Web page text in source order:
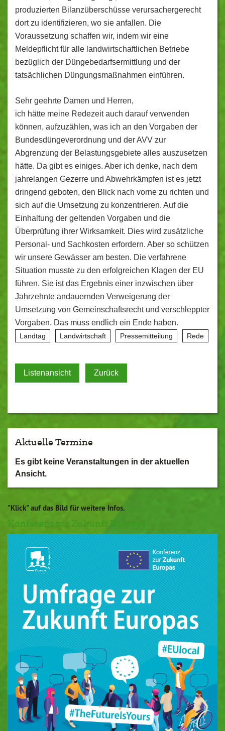
produzierten Bilanzüberschüsse verursachergerecht
dort zu identifizieren, wo sie anfallen. Die
Voraussetzung schaffen wir, indem wir eine
Meldepflicht für alle landwirtschaftlichen Betriebe
bezüglich der Düngebedarfsermittlung und der
tatsächlichen Düngungsmaßnahmen einführen.
Sehr geehrte Damen und Herren,
ich hätte meine Redezeit auch darauf verwenden
können, aufzuzählen, was ich an den Vorgaben der
Bundesdüngeverordnung und der AVV zur
Abgrenzung der Belastungsgebiete alles auszusetzen
hätte. Da gibt es einiges. Aber ich denke, nach dem
jahrelangen Gezerre und Abwehrkämpfen ist es jetzt
dringend geboten, den Blick nach vorne zu richten und
sich auf die Umsetzung zu konzentrieren. Auf die
Einhaltung der geltenden Vorgaben und die
Überprüfung ihrer Wirksamkeit. Dies wird zusätzliche
Personal- und Sachkosten erfordern. Aber so schützen
wir unsere Gewässer am besten. Die verfahrene
Situation musste zu den erfolgreichen Klagen der EU
führen. Sie ist das Ergebnis einer inzwischen über
Jahrzehnte andauernden Verweigerung der
Umsetzung von Gemeinschaftsrecht und verschleppter
Vorgaben. Das muss endlich ein Ende haben.
Landtag Landwirtschaft Pressemitteilung Rede
Listenansicht Zurück
Aktuelle Termine
Es gibt keine Veranstaltungen in der aktuellen
Ansicht.
"Klick" auf das Bild für weitere Infos.
Konferenz zur Zukunft Europas